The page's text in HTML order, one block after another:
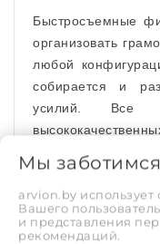
Быстросъемные
организовать
любой
собирается и
усилий. Все
Адаптер
водопроводной
Мы
arvion.by
Вашего
и представления
рекомендаций.